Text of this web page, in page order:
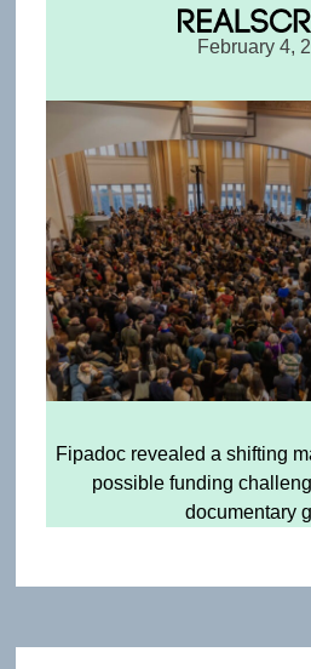
February 4,
Fipadoc revealed a shifting
possible funding
documentary